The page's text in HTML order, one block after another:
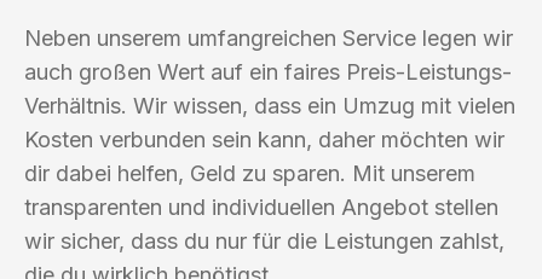
Neben unserem umfangreichen Service legen wir
auch großen Wert auf ein faires Preis-Leistungs-
Verhältnis. Wir wissen, dass ein Umzug mit vielen
Kosten verbunden sein kann, daher möchten wir
dir dabei helfen, Geld zu sparen. Mit unserem
transparenten und individuellen Angebot stellen
wir sicher, dass du nur für die Leistungen zahlst,